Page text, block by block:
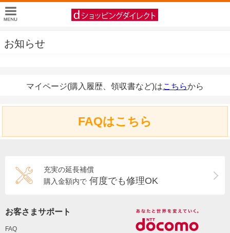
お知らせ
マイページ(購入履歴、領収書など)はこちらから
FAQはこちら
充実の延長補償
購入金額内で 何度でも修理OK
お客さまサポート
FAQ